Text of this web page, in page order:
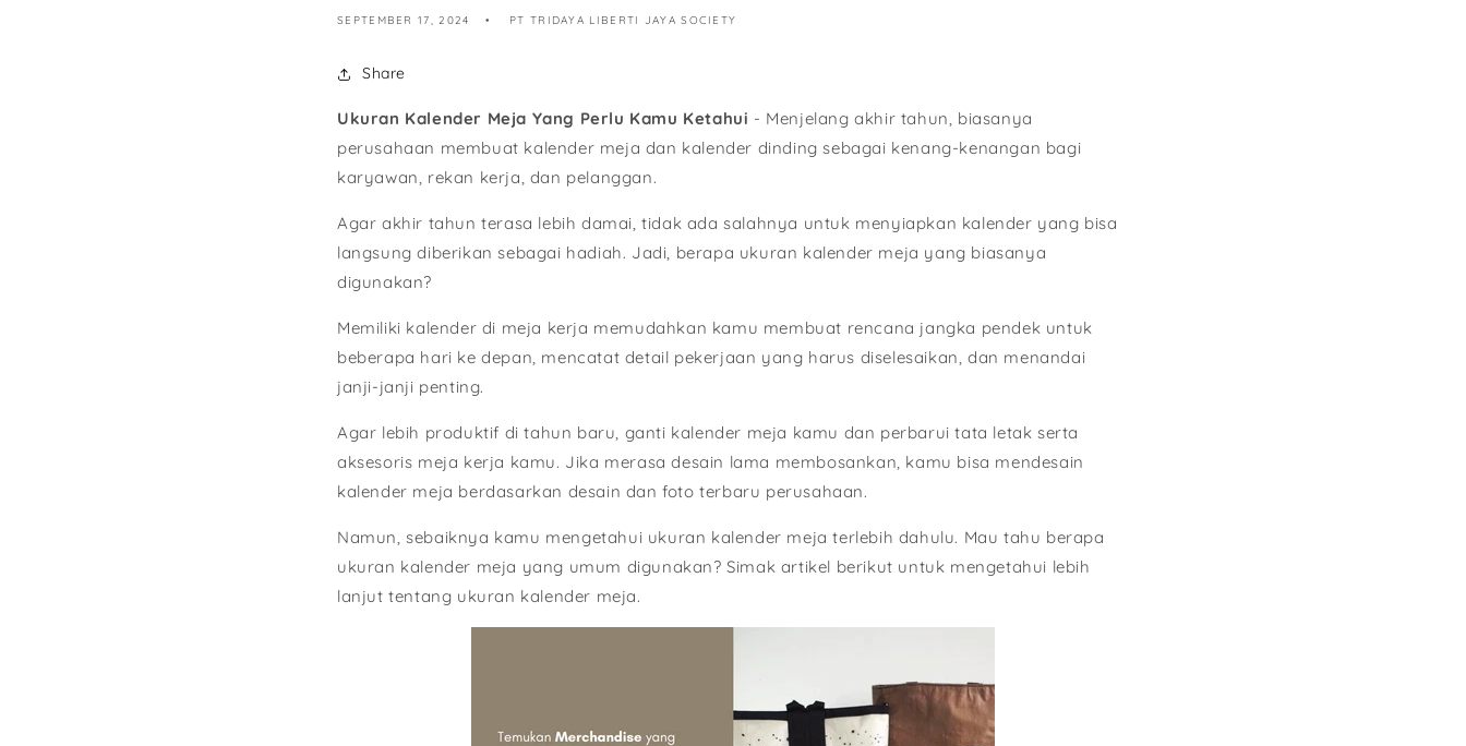
SEPTEMBER 17, 2024 PT TRIDAYA LIBERTI JAYA SOCIETY
Share
Ukuran Kalender Meja Yang Perlu Kamu Ketahui - Menjelang akhir tahun, biasanya
perusahaan membuat kalender meja dan kalender dinding sebagai kenang-kenangan bagi
karyawan, rekan kerja, dan pelanggan.
Agar akhir tahun terasa lebih damai, tidak ada salahnya untuk menyiapkan kalender yang bisa
langsung diberikan sebagai hadiah. Jadi, berapa ukuran kalender meja yang biasanya
digunakan?
Memiliki kalender di meja kerja memudahkan kamu membuat rencana jangka pendek untuk
beberapa hari ke depan, mencatat detail pekerjaan yang harus diselesaikan, dan menandai
janji-janji penting.
Agar lebih produktif di tahun baru, ganti kalender meja kamu dan perbarui tata letak serta
aksesoris meja kerja kamu. Jika merasa desain lama membosankan, kamu bisa mendesain
kalender meja berdasarkan desain dan foto terbaru perusahaan.
Namun, sebaiknya kamu mengetahui ukuran kalender meja terlebih dahulu. Mau tahu berapa
ukuran kalender meja yang umum digunakan? Simak artikel berikut untuk mengetahui lebih
lanjut tentang ukuran kalender meja.